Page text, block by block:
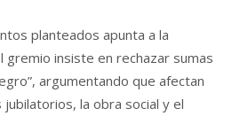
planteados apunta a la
gremio insiste en rechazar sumas
argumentando que afectan
la obra social y el